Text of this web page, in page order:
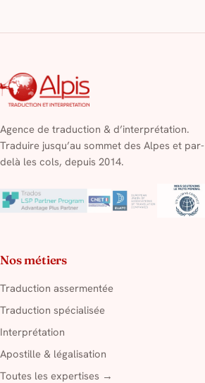
Agence de traduction & d’interprétation.
Traduire jusqu’au sommet des Alpes et par-
delà les cols, depuis 2014.
Nos métiers
Traduction assermentée
Traduction spécialisée
Interprétation
Apostille & légalisation
Toutes les expertises →